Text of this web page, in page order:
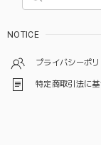
NOTICE
プライバシーポ
特定商取引法に